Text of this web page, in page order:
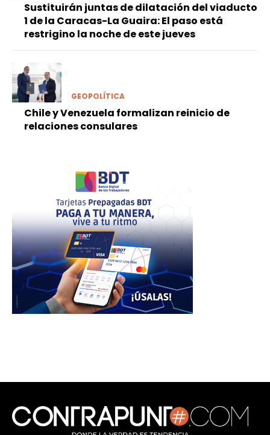
Sustituirán juntas de dilatación del viaducto
1 de la Caracas-La Guaira: El paso está
restrigino la noche de este jueves
GEOPOLÍTICA
Chile y Venezuela formalizan reinicio de
relaciones consulares